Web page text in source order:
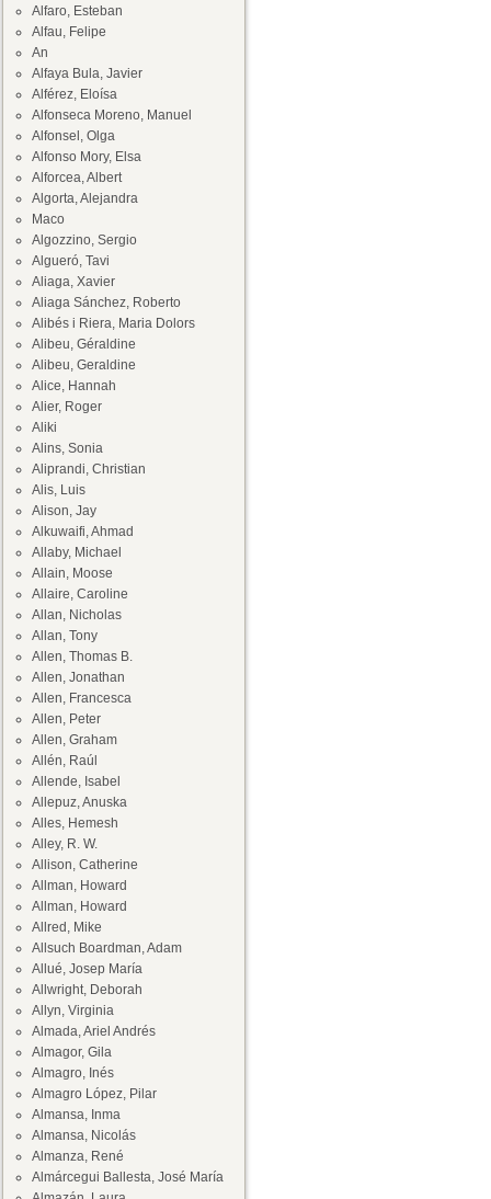
Alfaro, Esteban
Alfau, Felipe
An
Alfaya Bula, Javier
Alférez, Eloísa
Alfonseca Moreno, Manuel
Alfonsel, Olga
Alfonso Mory, Elsa
Alforcea, Albert
Algorta, Alejandra
Maco
Algozzino, Sergio
Algueró, Tavi
Aliaga, Xavier
Aliaga Sánchez, Roberto
Alibés i Riera, Maria Dolors
Alibeu, Géraldine
Alibeu, Geraldine
Alice, Hannah
Alier, Roger
Aliki
Alins, Sonia
Aliprandi, Christian
Alis, Luis
Alison, Jay
Alkuwaifi, Ahmad
Allaby, Michael
Allain, Moose
Allaire, Caroline
Allan, Nicholas
Allan, Tony
Allen, Thomas B.
Allen, Jonathan
Allen, Francesca
Allen, Peter
Allen, Graham
Allén, Raúl
Allende, Isabel
Allepuz, Anuska
Alles, Hemesh
Alley, R. W.
Allison, Catherine
Allman, Howard
Allman, Howard
Allred, Mike
Allsuch Boardman, Adam
Allué, Josep María
Allwright, Deborah
Allyn, Virginia
Almada, Ariel Andrés
Almagor, Gila
Almagro, Inés
Almagro López, Pilar
Almansa, Inma
Almansa, Nicolás
Almanza, René
Almárcegui Ballesta, José María